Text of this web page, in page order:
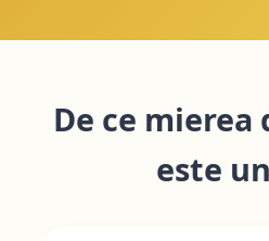
De ce mierea
este